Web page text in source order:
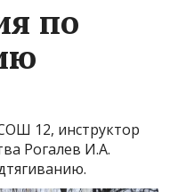
по
12, инструктор
Рогалев И.А.